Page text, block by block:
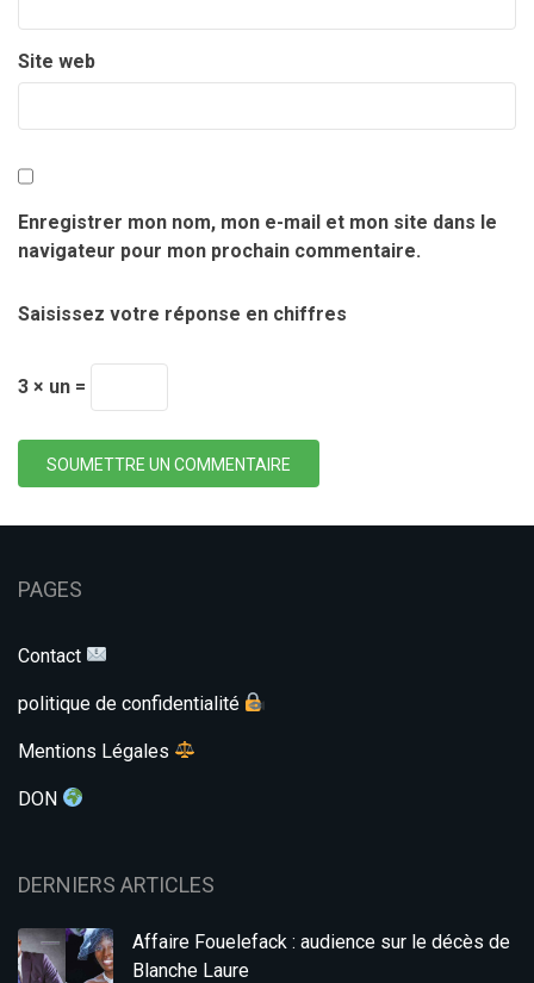
Site web
Enregistrer mon nom, mon e-mail et mon site dans le
navigateur pour mon prochain commentaire.
Saisissez votre réponse en chiffres
3 × un =
SOUMETTRE UN COMMENTAIRE
PAGES
Contact
politique de confidentialité
Mentions Légales
DON
DERNIERS ARTICLES
Affaire Fouelefack : audience sur le décès de
Blanche Laure